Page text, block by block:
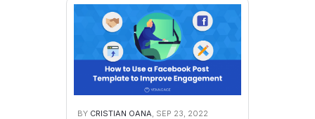
BY CRISTIAN OANA, SEP 23, 2022